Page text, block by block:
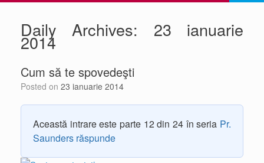
Daily Archives: 23 ianuarie
2014
Cum să te spovedeşti
Posted on 23 ianuarie 2014
Această intrare este parte 12 din 24 în seria Pr.
Saunders răspunde